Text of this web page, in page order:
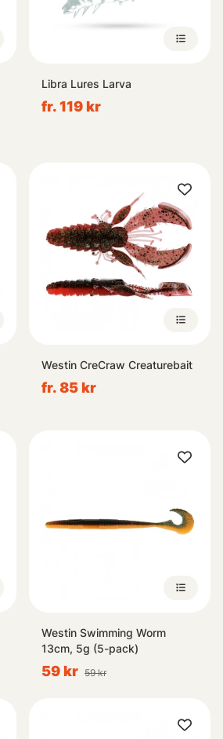
Libra Lures Larva
fr. 119 kr
Westin CreCraw Creaturebait
fr. 85 kr
Westin Swimming Worm
13cm, 5g (5-pack)
59 kr 59 kr